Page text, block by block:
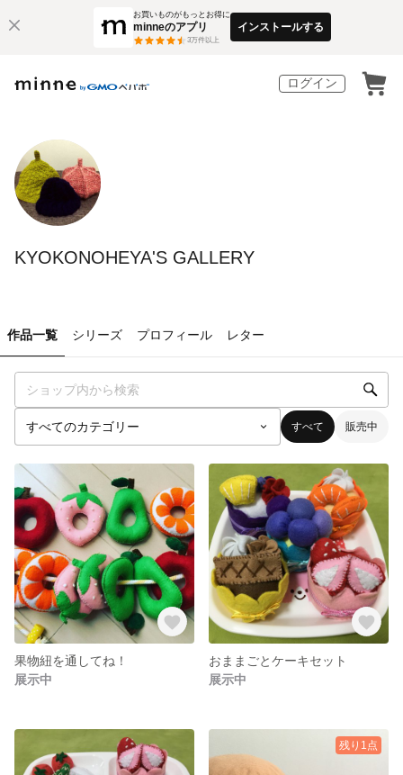
お買いものがもっとお得に
minneのアプリ
3万件以上
インストールする
ログイン
KYOKONOHEYA'S GALLERY
作品一覧 シリーズ プロフィール レター
すべて 販売中
果物紐を通してね！
展示中
おままごとケーキセット
展示中
残り1点